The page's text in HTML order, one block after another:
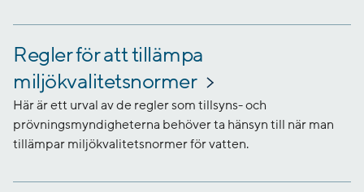
Regler för att tillämpa
miljökvalitetsnormer
Här är ett urval av de regler som tillsyns- och
prövningsmyndigheterna behöver ta hänsyn till när man
tillämpar miljökvalitetsnormer för vatten.